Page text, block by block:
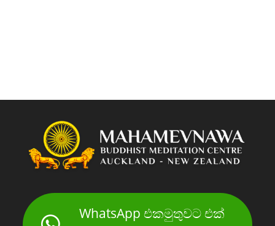
WhatsApp එකමුතුවට එක්